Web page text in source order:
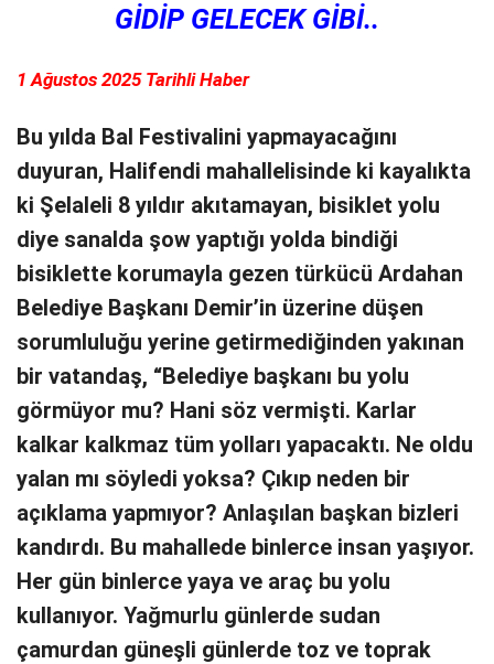
GİDİP GELECEK GİBİ..
1 Ağustos 2025 Tarihli Haber
Bu yılda Bal Festivalini yapmayacağını
duyuran, Halifendi mahallelisinde ki kayalıkta
ki Şelaleli 8 yıldır akıtamayan, bisiklet yolu
diye sanalda şow yaptığı yolda bindiği
bisiklette korumayla gezen türkücü Ardahan
Belediye Başkanı Demir’in üzerine düşen
sorumluluğu yerine getirmediğinden yakınan
bir vatandaş, “Belediye başkanı bu yolu
görmüyor mu? Hani söz vermişti. Karlar
kalkar kalkmaz tüm yolları yapacaktı. Ne oldu
yalan mı söyledi yoksa? Çıkıp neden bir
açıklama yapmıyor? Anlaşılan başkan bizleri
kandırdı. Bu mahallede binlerce insan yaşıyor.
Her gün binlerce yaya ve araç bu yolu
kullanıyor. Yağmurlu günlerde sudan
çamurdan güneşli günlerde toz ve toprak